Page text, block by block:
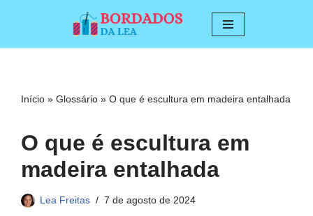
conteúdo
Início » Glossário » O que é escultura em madeira entalhada
O que é escultura em
madeira entalhada
Lea Freitas 7 de agosto de 2024